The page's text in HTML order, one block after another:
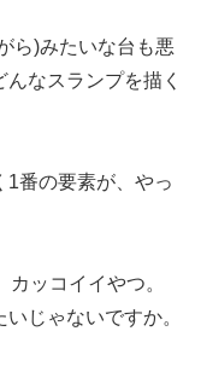
ら)みたいな台も悪
なスランプを描く
番の要素が、やっ
ッコイイやつ。
じゃないですか。